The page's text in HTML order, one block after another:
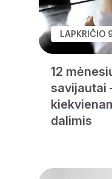
LAPKRIČIO
12
savijautai
dalimis